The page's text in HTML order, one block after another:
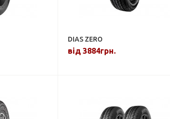
DIAS ZERO
від 3884грн.